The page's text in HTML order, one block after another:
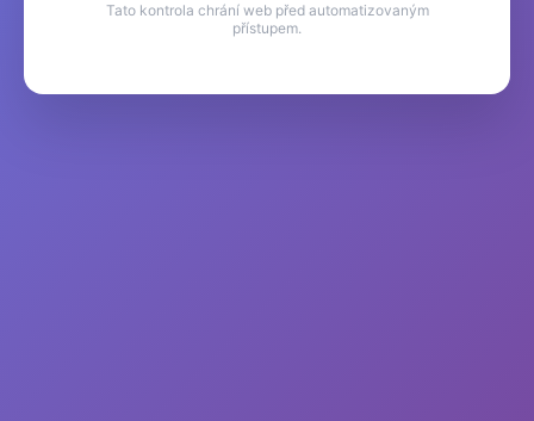
Tato kontrola chrání web před automatizovaným
přístupem.